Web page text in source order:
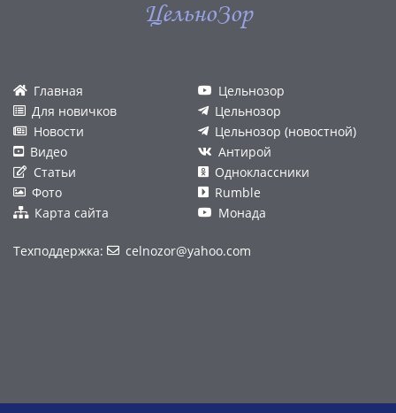
ЦельноЗор
Главная
Для новичков
Новости
Видео
Статьи
Фото
Карта сайта
Цельнозор
Цельнозор
Цельнозор (новостной)
Антирой
Одноклассники
Rumble
Монада
Техподдержка: celnozor@yahoo.com